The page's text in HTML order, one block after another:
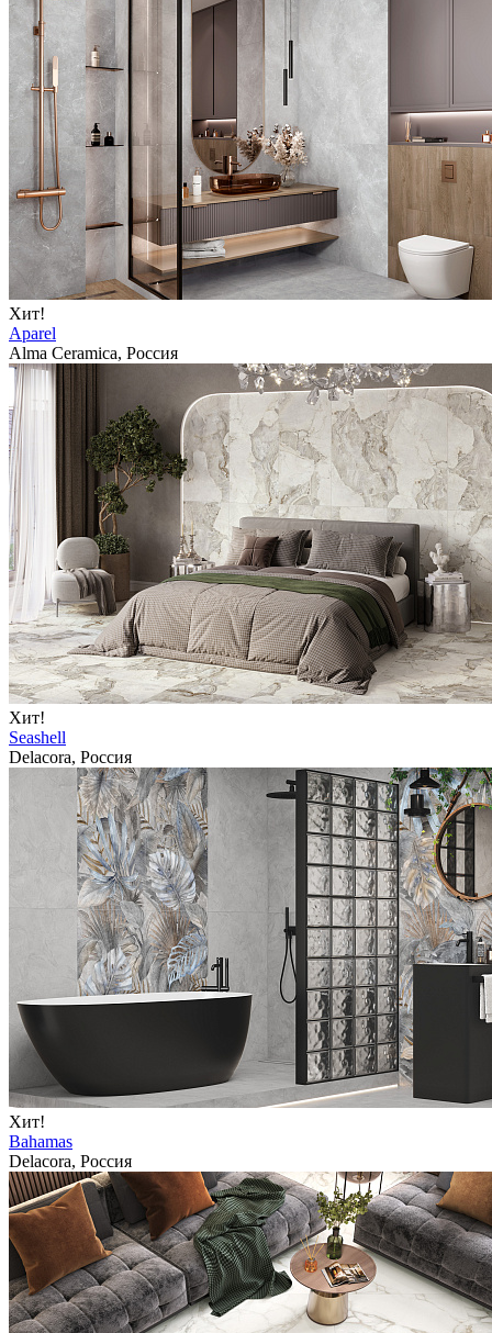
Хит!
Aparel
Alma Ceramica, Россия
Хит!
Seashell
Delacora, Россия
Хит!
Bahamas
Delacora, Россия